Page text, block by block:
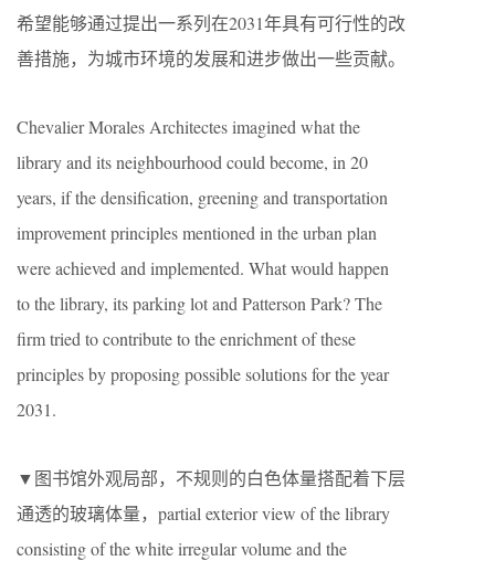
希望能够通过提出一系列在2031年具有可行性的改
善措施，为城市环境的发展和进步做出一些贡献。
Chevalier Morales Architectes imagined what the
library and its neighbourhood could become, in 20
years, if the densification, greening and transportation
improvement principles mentioned in the urban plan
were achieved and implemented. What would happen
to the library, its parking lot and Patterson Park? The
firm tried to contribute to the enrichment of these
principles by proposing possible solutions for the year
2031.
▼图书馆外观局部，不规则的白色体量搭配着下层
通透的玻璃体量，partial exterior view of the library
consisting of the white irregular volume and the